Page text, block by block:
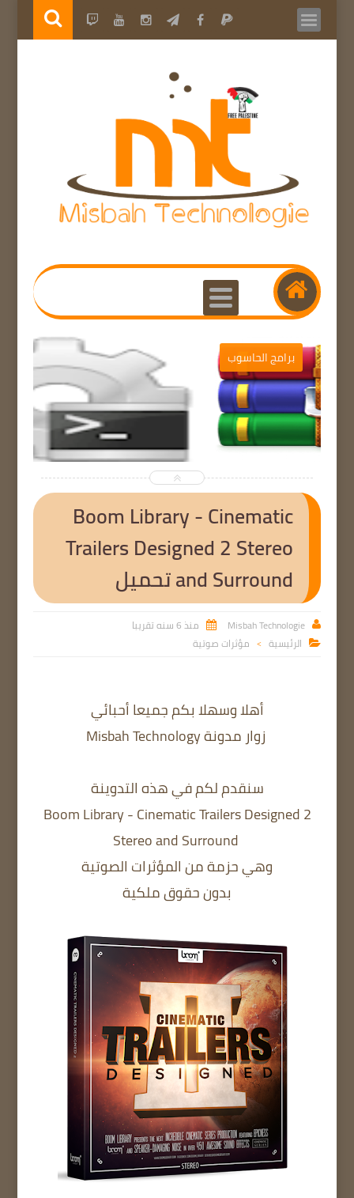
برامج الحاسوب
Boom Library - Cinematic
Trailers Designed 2 Stereo
and Surround تحميل

Misbah Technologie
 منذ 6 سنه تقريبا
 الرئيسية > مؤثرات صوتية
أهلا وسهلا بكم جميعا أحبائي
زوار مدونة Misbah Technology
سنقدم لكم في هذه التدوينة
Boom Library - Cinematic Trailers Designed 2
وهي حزمة من المؤثرات الصوتية
بدون حقوق ملكية